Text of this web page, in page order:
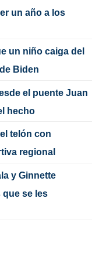
un año a los
un niño caiga del
Biden
el puente Juan
hecho
telón con
regional
y Ginnette
que se les